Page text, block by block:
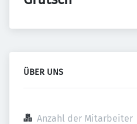
ÜBER UNS
Anzahl der Mitarbeiter